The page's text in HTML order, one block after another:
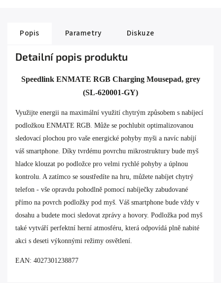
Popis Parametry Diskuze
Detailní popis produktu
Speedlink ENMATE RGB Charging Mousepad, grey
(SL-620001-GY)
Využijte energii na maximální využití chytrým způsobem s nabíjecí
podložkou ENMATE RGB. Může se pochlubit optimalizovanou
sledovací plochou pro vaše energické pohyby myši a navíc nabíjí
váš smartphone. Díky tvrdému povrchu mikrostruktury bude myš
hladce klouzat po podložce pro velmi rychlé pohyby a úplnou
kontrolu. A zatímco se soustředíte na hru, můžete nabíjet chytrý
telefon - vše opravdu pohodlně pomocí nabíječky zabudované
přímo na povrch podložky pod myš. Váš smartphone bude vždy v
dosahu a budete moci sledovat zprávy a hovory. Podložka pod myš
také vytváří perfektní herní atmosféru, která odpovídá plně nabité
akci s deseti výkonnými režimy osvětlení.
EAN: 4027301238877